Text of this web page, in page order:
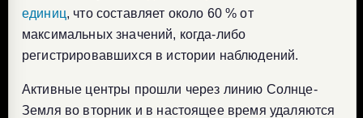
единиц, что составляет около 60 % от
максимальных значений, когда-либо
регистрировавшихся в истории наблюдений.
Активные центры прошли через линию Солнце-
Земля во вторник и в настоящее время удаляются